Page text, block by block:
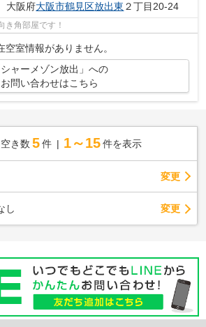
大阪府大阪市鶴見区放出東 ２丁目20-24
き角部屋です！
空室情報がありません。
シャーメゾン放出」への
お問い合わせはこちら
空き数 5 件 1～15 件を表示
変更
し 変更